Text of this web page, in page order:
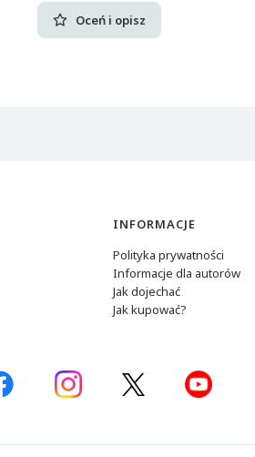
Oceń i opisz
INFORMACJE
Polityka prywatności
Informacje dla autorów
Jak dojechać
Jak kupować?